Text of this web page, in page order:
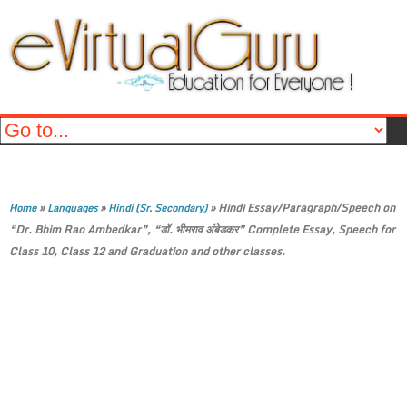
Home»Languages»Hindi (Sr. Secondary)»Hindi Essay/Paragraph/Speech on
“Dr. Bhim Rao Ambedkar”, “डॉ. भीमराव अंबेडकर” Complete Essay, Speech for
Class 10, Class 12 and Graduation and other classes.